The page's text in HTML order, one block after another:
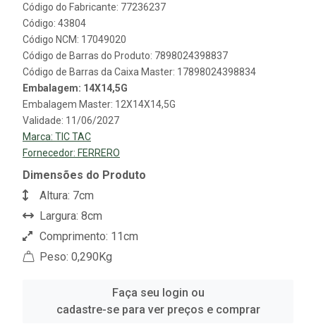
Código do Fabricante: 77236237
Código: 43804
Código NCM: 17049020
Código de Barras do Produto: 7898024398837
Código de Barras da Caixa Master: 17898024398834
Embalagem: 14X14,5G
Embalagem Master: 12X14X14,5G
Validade: 11/06/2027
Marca: TIC TAC
Fornecedor: FERRERO
Dimensões do Produto
Altura: 7cm
Largura: 8cm
Comprimento: 11cm
Peso: 0,290Kg
Faça seu login ou
cadastre-se para ver preços e comprar